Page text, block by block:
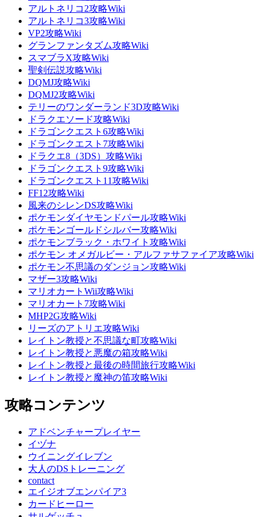
アルトネリコ2攻略Wiki
アルトネリコ3攻略Wiki
VP2攻略Wiki
グランファンタズム攻略Wiki
スマブラX攻略Wiki
聖剣伝説攻略Wiki
DQMJ攻略Wiki
DQMJ2攻略Wiki
テリーのワンダーランド3D攻略Wiki
ドラクエソード攻略Wiki
ドラゴンクエスト6攻略Wiki
ドラゴンクエスト7攻略Wiki
ドラクエ8（3DS）攻略Wiki
ドラゴンクエスト9攻略Wiki
ドラゴンクエスト11攻略Wiki
FF12攻略Wiki
風来のシレンDS攻略Wiki
ポケモンダイヤモンドパール攻略Wiki
ポケモンゴールドシルバー攻略Wiki
ポケモンブラック・ホワイト攻略Wiki
ポケモン オメガルビー・アルファサファイア攻略Wiki
ポケモン不思議のダンジョン攻略Wiki
マザー3攻略Wiki
マリオカートWii攻略Wiki
マリオカート7攻略Wiki
MHP2G攻略Wiki
リーズのアトリエ攻略Wiki
レイトン教授と不思議な町攻略Wiki
レイトン教授と悪魔の箱攻略Wiki
レイトン教授と最後の時間旅行攻略Wiki
レイトン教授と魔神の笛攻略Wiki
攻略コンテンツ
アドベンチャープレイヤー
イヅナ
ウイニングイレブン
大人のDSトレーニング
contact
エイジオブエンパイア3
カードヒーロー